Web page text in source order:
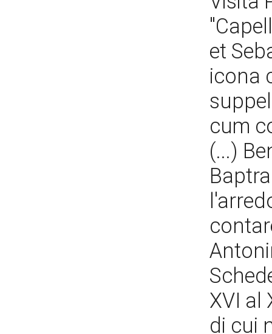
et
icona
cum
(...)
XVI al
di cui